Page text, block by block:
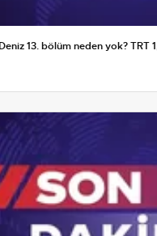
13. bölüm neden yok? TRT